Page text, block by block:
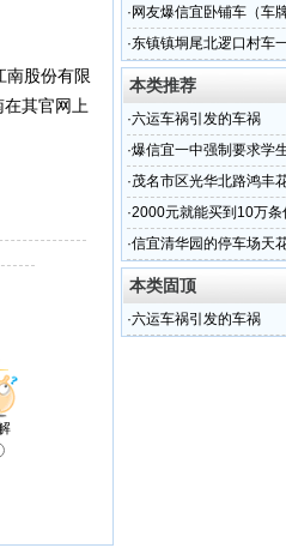
股份有限
其官网上
· 网友爆信宜卧铺车（车
行为
·东镇镇垌尾北逻口村车
居民生活
本类推荐
·六运车祸引发的车祸
·爆信宜一中强制要求学
·茂名市区光华北路鸿丰
·2000元就能买到10万
量被泄
·信宜清华园的停车场天
本类固顶
·六运车祸引发的车祸